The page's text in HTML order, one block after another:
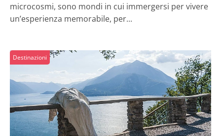
microcosmi, sono mondi in cui immergersi per vivere
un’esperienza memorabile, per...
Destinazioni